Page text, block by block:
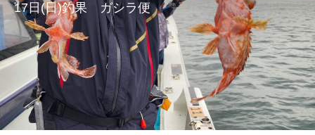
17日(日)釣果 ガシラ便